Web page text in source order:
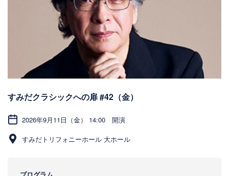
すみだクラシックへの扉 #42（金）
2026年9月11日（金） 14:00 開演
すみだトリフォニーホール 大ホール
プログラム